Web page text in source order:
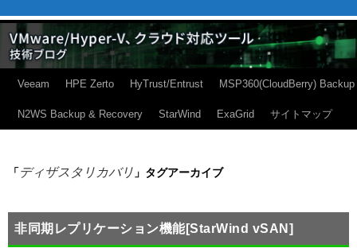
Veeam HPE Zerto HyTrust/Entrust MSP360(CloudBerry) Backup
N2WS Backup & Recovery StarWind ExaGrid サイトマップ
「ディザスタリカバリ 」タグアーカイブ
非同期レプリケーション機能[StarWind vSAN]